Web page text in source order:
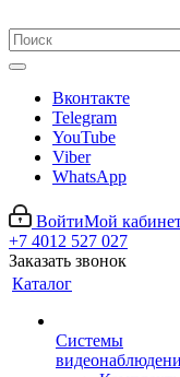
Вконтакте
Telegram
YouTube
Viber
WhatsApp
ВойтиМой
+7 4012 527 027
Заказать звонок
Каталог
Системы